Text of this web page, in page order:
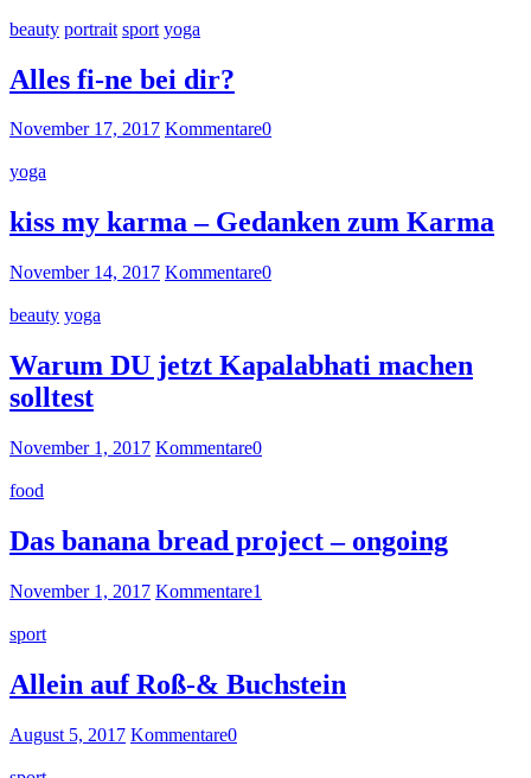
beauty portrait sport yoga
Alles fi-ne bei dir?
November 17, 2017 Kommentare0
yoga
kiss my karma – Gedanken zum Karma
November 14, 2017 Kommentare0
beauty yoga
Warum DU jetzt Kapalabhati machen
solltest
November 1, 2017 Kommentare0
food
Das banana bread project – ongoing
November 1, 2017 Kommentare1
sport
Allein auf Roß-& Buchstein
August 5, 2017 Kommentare0